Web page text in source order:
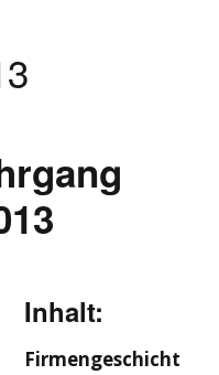
Inhalt:
Firmengeschicht